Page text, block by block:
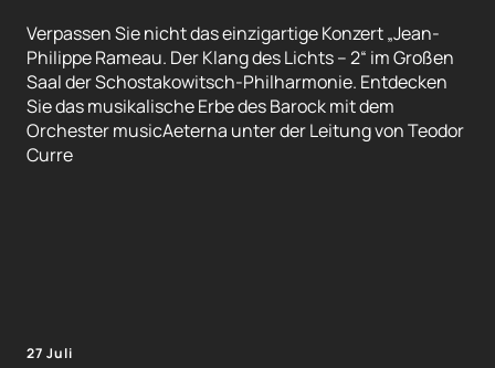
Verpassen Sie nicht das einzigartige Konzert „Jean-
Philippe Rameau. Der Klang des Lichts – 2“ im Großen
Saal der Schostakowitsch-Philharmonie. Entdecken
Sie das musikalische Erbe des Barock mit dem
Orchester musicAeterna unter der Leitung von Teodor
Curre
27 Juli